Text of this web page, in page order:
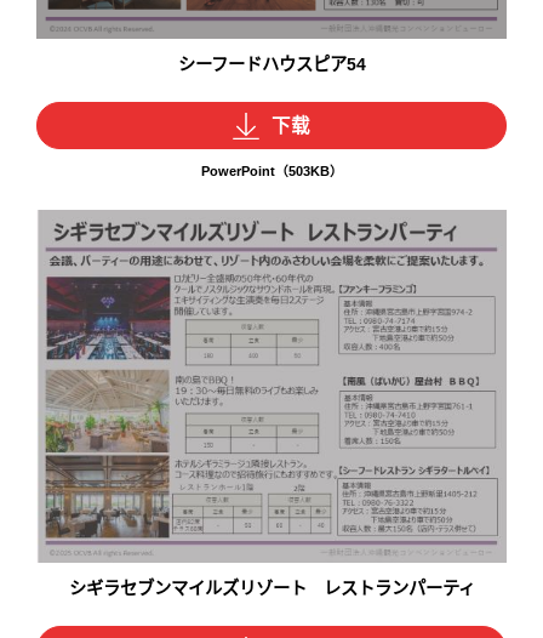
シーフードハウスピア54
下载
PowerPoint（503KB）
シギラセブンマイルズリゾート レストランパーティ